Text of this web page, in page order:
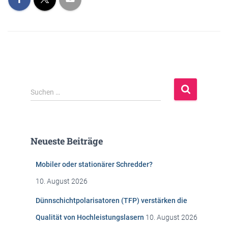
S
u
n
Suchen …
Neueste Beiträge
Mobiler oder stationärer Schredder?
10. August 2026
Dünnschichtpolarisatoren (TFP) verstärken die
Qualität von Hochleistungslasern 10. August 2026